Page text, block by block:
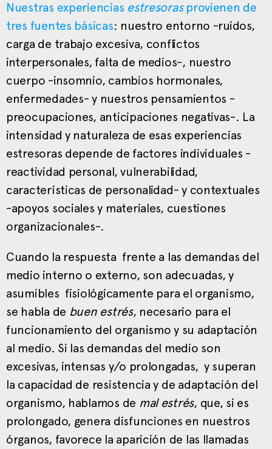
Nuestras experiencias estresoras provienen de
tres fuentes básicas: nuestro entorno -ruidos,
carga de trabajo excesiva, conflictos
interpersonales, falta de medios-, nuestro
cuerpo -insomnio, cambios hormonales,
enfermedades- y nuestros pensamientos -
preocupaciones, anticipaciones negativas-. La
intensidad y naturaleza de esas experiencias
estresoras depende de factores individuales -
reactividad personal, vulnerabilidad,
características de personalidad- y contextuales
-apoyos sociales y materiales, cuestiones
organizacionales-.
Cuando la respuesta frente a las demandas del
medio interno o externo, son adecuadas, y
asumibles fisiológicamente para el organismo,
se habla de buen estrés, necesario para el
funcionamiento del organismo y su adaptación
al medio. Si las demandas del medio son
excesivas, intensas y/o prolongadas, y superan
la capacidad de resistencia y de adaptación del
organismo, hablamos de mal estrés, que, si es
prolongado, genera disfunciones en nuestros
órganos, favorece la aparición de las llamadas